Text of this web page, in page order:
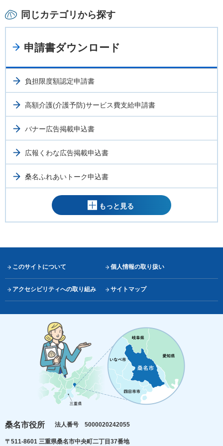
同じカテゴリから探す
申請書ダウンロード
負担限度額認定申請書
高額介護(介護予防)サービス費支給申請書
バナー広告掲載申込書
広報くわな広告掲載申込書
桑名ふれあいトーク申込書
もっと見る
このサイトについて 個人情報の取り扱い
アクセシビリティへの取り組み サイトマップ
桑名市役所 法人番号 5000020242055
〒511-8601 三重県桑名市中央町二丁目37番地